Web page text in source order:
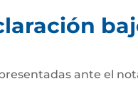
ante el